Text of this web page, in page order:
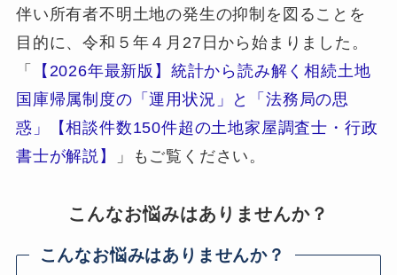
伴い所有者不明土地の発生の抑制を図ることを
目的に、令和５年４月27日から始まりました。
「
【2026年最新版】統計から読み解く相続土地
国庫帰属制度の「運用状況」と「法務局の思
惑」【相談件数150件超の土地家屋調査士・行政
書士が解説】
」もご覧ください。
こんなお悩みはありませんか？
こんなお悩みはありませんか？